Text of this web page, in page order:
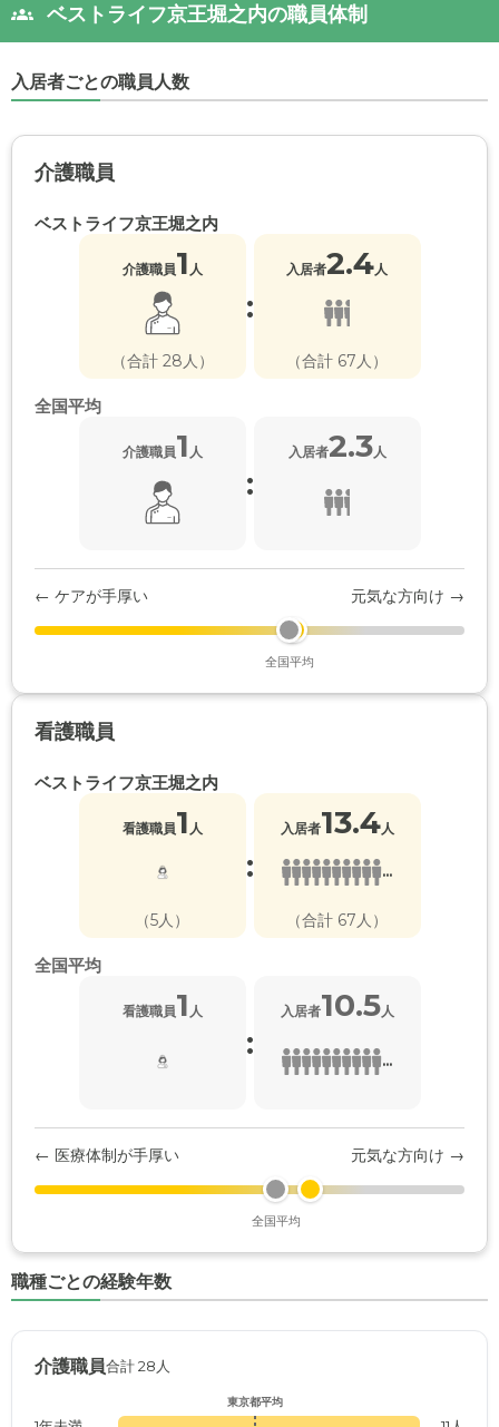
ベストライフ京王堀之内の職員体制
入居者ごとの職員人数
介護職員
ベストライフ京王堀之内
介護職員1 人
（合計 28人）
:
入居者2.4 人
（合計 67人）
全国平均
介護職員1 人
:
入居者2.3人
← ケアが手厚い 元気な方向け →
全国平均
看護職員
ベストライフ京王堀之内
看護職員1 人
（5人）
:
入居者13.4人
...
（合計 67人）
全国平均
看護職員1 人
:
入居者10.5人
...
← 医療体制が手厚い 元気な方向け →
全国平均
職種ごとの経験年数
介護職員合計 28人
東京都平均